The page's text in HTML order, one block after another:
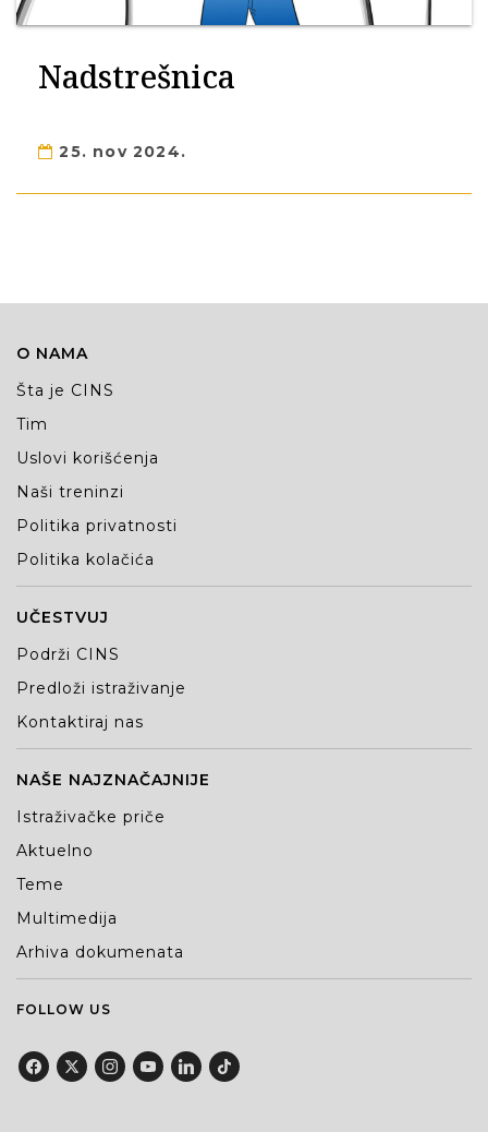
Nadstrešnica
25. nov 2024.
O NAMA
Šta je CINS
Tim
Uslovi korišćenja
Naši treninzi
Politika privatnosti
Politika kolačića
UČESTVUJ
Podrži CINS
Predloži istraživanje
Kontaktiraj nas
NAŠE NAJZNAČAJNIJE
Istraživačke priče
Aktuelno
Teme
Multimedija
Arhiva dokumenata
FOLLOW US